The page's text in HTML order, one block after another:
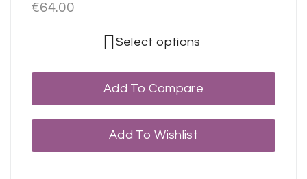
€64.00
Select options
Add To Compare
Add To Wishlist